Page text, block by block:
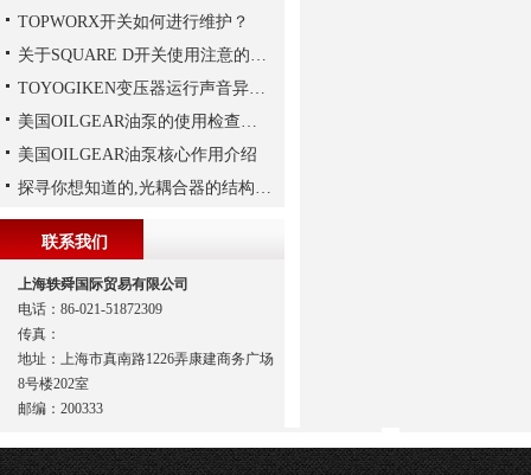
TOPWORX开关如何进行维护？
关于SQUARE D开关使用注意的介绍
TOYOGIKEN变压器运行声音异常的判断方法
美国OILGEAR油泵的使用检查及流程
美国OILGEAR油泵核心作用介绍
探寻你想知道的,光耦合器的结构组成
联系我们
上海轶舜国际贸易有限公司
电话：86-021-51872309
传真：
地址：上海市真南路1226弄康建商务广场
8号楼202室
邮编：200333